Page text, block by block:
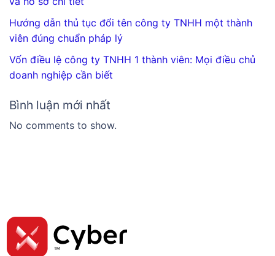
Hướng dẫn thủ tục đổi tên công ty TNHH một thành
viên đúng chuẩn pháp lý
Vốn điều lệ công ty TNHH 1 thành viên: Mọi điều chủ
doanh nghiệp cần biết
Bình luận mới nhất
No comments to show.